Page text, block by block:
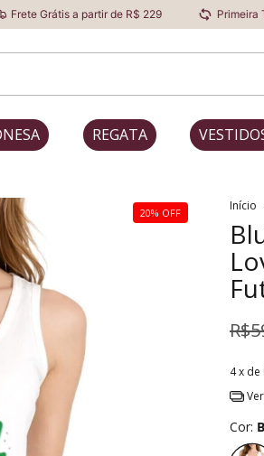
a partir de R$ 229 Primeira Troca Grátis
REGATA
20% OFF Início
4x de
Cor: